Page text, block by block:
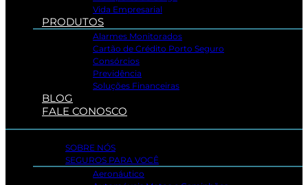
Vida Empresarial
PRODUTOS
Alarmes Monitorados
Cartão de Crédito Porto Seguro
Consórcios
Previdência
Soluções Financeiras
BLOG
FALE CONOSCO
SOBRE NÓS
SEGUROS PARA VOCÊ
Aeronáutico